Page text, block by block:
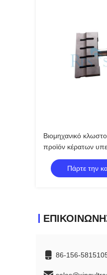
Βιομηχανικό
προϊόν κέρατων
συγκόλλησης που
υπερηχητικό
Πάρτε την
86-156-